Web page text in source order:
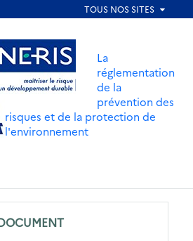
Aller au menu
La
réglementation
de la
prévention des
risques et de la protection de
l'environnement